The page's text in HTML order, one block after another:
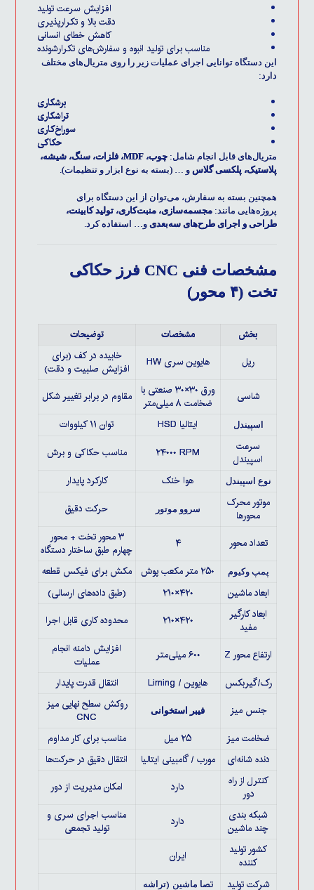
افزایش سرعت تولید
دقت بالا و تکرارپذیری
کاهش خطای انسانی
مناسب برای تولید انبوه و سفارش‌های تکرارشونده
این دستگاه توانایی اجرای عملیات زیر را روی متریال‌های مختلف
دارد:
برشکاری
تراشکاری
سوراخ‌کاری
حکاکی
متریال‌های قابل انجام شامل:چوب،MDF، فلزات، سنگ،شیشه،
پلاستیک، پلکسی گلاس و … (بسته به نوع ابزار و تنظیمات).
همچنین بسته به سفارش، می‌توان از این دستگاه برای
پروژه‌هایی مانند:مجسمه‌سازی، منبت‌کاری، تولید کابینت،
طراحی و اجرای طرح‌های سه‌بعدی و… استفاده کرد.
مشخصات فنی CNC فرز حکاکی
تخت (۴ محور)
بخش مشخصات
توضیحات
ریل
هایوین سری HW
خابیده در کف (برای
افزایش صلبیت و دقت)
شاسی
ورق ۳۰×۳۰ صنعتی با
ضخامت ۸ میلی‌متر
مقاوم در برابر تغییر شکل
اسپیندل HSD ایتالیا
توان ۱۱ کیلووات
سرعت
اسپیندل
۲۴۰۰۰ RPM مناسب حکاکی و برش
نوع اسپیندل هوا خنک
کارکرد پایدار
موتور محرک
محور‌ها
سروو موتور حرکت دقیق
تعداد محور ۴
۳ محور تخت + محور
چهارم طبق ساختار دستگاه
پمپ وکیوم ۲۵۰ متر مکعب پوش
مکش برای فیکس قطعه
ابعاد ماشین
۲۱۰×۴۲۰
(طبق داده‌های ارسالی)
ابعاد کارگیر
مفید
۲۱۰×۴۲۰ محدوده کاری قابل اجرا
ارتفاع محور Z ۶۰۰ میلی‌متر
افزایش دامنه انجام
عملیات
رک/گیربکس
هایوین / Liming
انتقال قدرت پایدار
جنس میز
فیبر استخوانی
روکش سطح نهایی میز
CNC
ضخامت میز
۲۵ میل
مناسب برای کار مداوم
دنده شانه‌ای
مورب / گامبینی ایتالیا
انتقال دقیق در حرکت‌ها
کنترل از راه
دور
دارد
امکان مدیریت از دور
شبکه بندی
چند ماشین
دارد
مناسب اجرای سری و
تولید تجمعی
کشور تولید
کننده
ایران
شرکت تولید
تصا ماشین (تراشه